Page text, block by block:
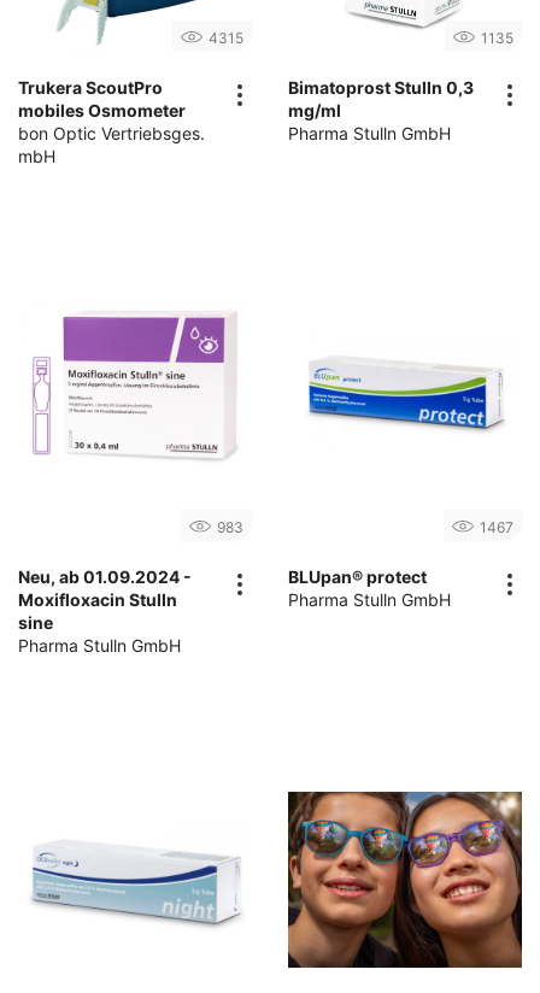
4315
Trukera ScoutPro
mobiles Osmometer
bon Optic Vertriebsges.
mbH
1135
Bimatoprost Stulln 0,3
mg/ml
Pharma Stulln GmbH
983
Neu, ab 01.09.2024 -
Moxifloxacin Stulln
sine
Pharma Stulln GmbH
1467
BLUpan® protect
Pharma Stulln GmbH